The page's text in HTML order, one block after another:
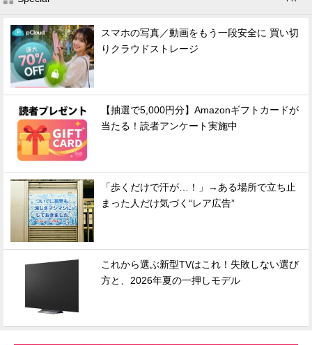
スマホの写真／動画をもう一段安全に 買い切
りクラウドストレージ
【抽選で5,000円分】Amazonギフトカードが
当たる！読者アンケート実施中
「歩くだけで汗が…！」→ある場所で立ち止
まった人だけ気づく“レア広告”
これから選ぶ新型TVはこれ！失敗しない選び
方と、2026年夏の一押しモデル